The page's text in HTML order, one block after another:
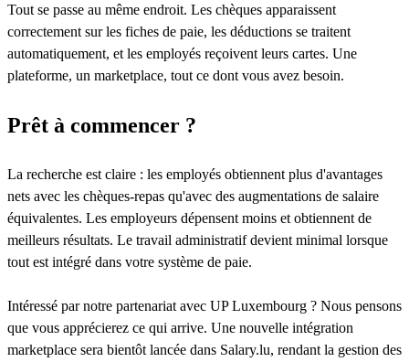
Tout se passe au même endroit. Les chèques apparaissent
correctement sur les fiches de paie, les déductions se traitent
automatiquement, et les employés reçoivent leurs cartes. Une
plateforme, un marketplace, tout ce dont vous avez besoin.
Prêt à commencer ?
La recherche est claire : les employés obtiennent plus d'avantages
nets avec les chèques-repas qu'avec des augmentations de salaire
équivalentes. Les employeurs dépensent moins et obtiennent de
meilleurs résultats. Le travail administratif devient minimal lorsque
tout est intégré dans votre système de paie.
Intéressé par notre partenariat avec UP Luxembourg ? Nous pensons
que vous apprécierez ce qui arrive. Une nouvelle intégration
marketplace sera bientôt lancée dans Salary.lu, rendant la gestion des